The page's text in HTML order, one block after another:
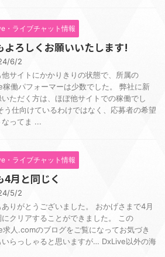
・ライブチャット情報
よろしくお願いいたします!
6/2
サイトにかかりきりの状態で、所属の
稼働パフォーマーは少数でした。 弊社に新
いただく方は、ほぼ他サイトでの稼働でし
う仕向けているわけではなく、応募者の希望
なってま ...
・ライブチャット情報
4月と同じく
5/2
りがとうございました。 おかげさまで4月
にクリアすることができました。 この
求人.comのブログをご覧になってお気づき
いらっしゃると思いますが… DxLive以外の海